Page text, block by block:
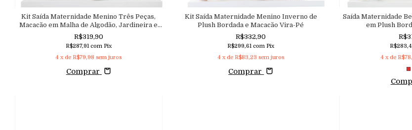
Kit Saída Maternidade Menino Três Peças,
Macacão em Malha de Algodão, Jardineira e
Manta em Moletinho Bordado Navy
Aconchego
R$319,90
R$287,91 com Pix
4 x de R$79,98 sem juros
Comprar
Kit Saída Maternidade Menino Inverno de
Plush Bordada e Macacão Vira-Pé
R$332,90
R$299,61com Pix
4 x de R$83,23 sem juros
Comprar
Saída Maternidade
em Plush
4 x de